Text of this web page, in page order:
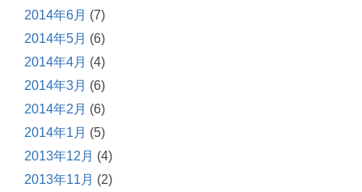
2014年6月 (7)
2014年5月 (6)
2014年4月 (4)
2014年3月 (6)
2014年2月 (6)
2014年1月 (5)
2013年12月 (4)
2013年11月 (2)